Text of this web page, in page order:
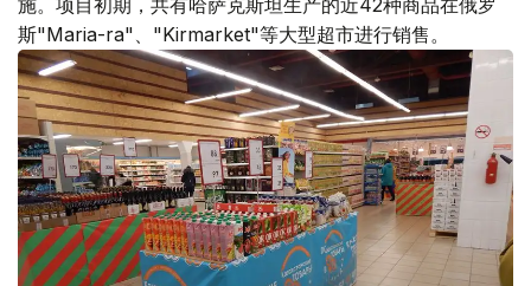
施。项目初期，共有哈萨克斯坦生产的近42种商品在俄罗
斯"Maria-ra"、"Kirmarket"等大型超市进行销售。